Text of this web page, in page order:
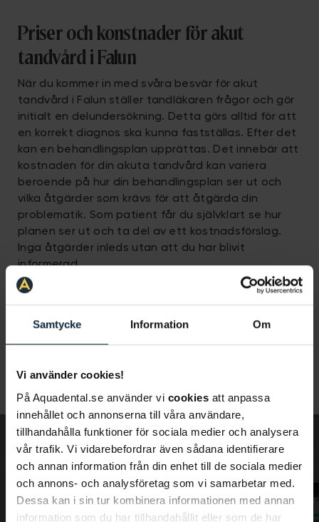
Samtycke Information Om
Vi använder cookies!
På Aquadental.se använder vi cookies att anpassa
innehållet och annonserna till våra användare,
tillhandahålla funktioner för sociala medier och analysera
vår trafik. Vi vidarebefordrar även sådana identifierare
och annan information från din enhet till de sociala medier
och annons- och analysföretag som vi samarbetar med.
Dessa kan i sin tur kombinera informationen med annan
information som du har tillhandahållit eller som de har
Priser och konstnader för akut
tandvård i Falun
När du kommer in med svåra besvär för akut
tandvård i Falun ställer tandläkaren frågor och gör
initialt en delundersökning. Detta görs alltid för att
en korrekt diagnos ska kunna fastställas. Efter det
kan en behandlingsplan upprättas. Det innebär att
kostnaden för din akuta tandvård kan variera
beroende på hur din behandlingsplan ser ut och
vilka åtgärder som krävs för att åtgärda din
problematik. Som patient får du självklart se hur
planen ser ut och ta del av ett kostnadsförslag.
Inga åtgärder inleds utan att du har blivit
informerad.
Akuta besvär är jobbigt nog som det är. För oss på
som patient och tillgängliggöra tandvården. Därför
har vi på Aqua Dental inga prispåslag för akut
Slipp besvären med akut
tandvård i Falun